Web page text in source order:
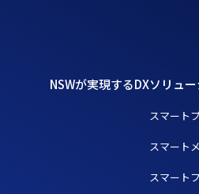
NSWが実現するDXソリュ
スマート
スマート
スマート